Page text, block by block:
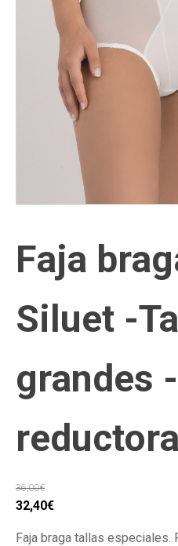
Faja
Siluet -
grandes
reductora
36,00€
El
32,40€El
Faja braga tallas especiales.